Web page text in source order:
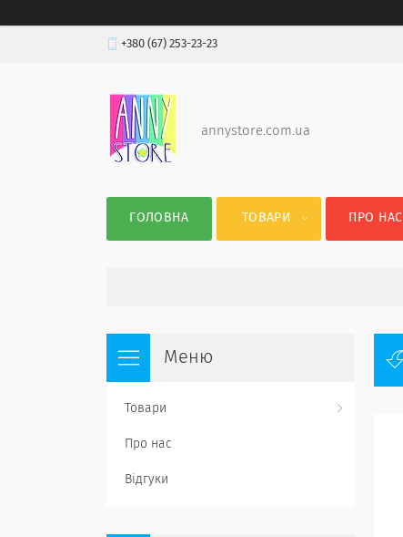
+380 (67) 253-23-23
annystore.com.ua
ГОЛОВНА ТОВАРИ ПРО НАС
Товари
Про нас
Відгуки